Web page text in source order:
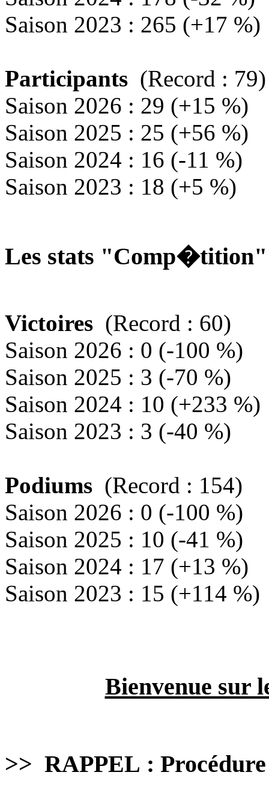
Saison 2023 : 265 (+17 %)
Participants (Record : 79)
Saison 2026 : 29 (+15 %)
Saison 2025 : 25 (+56 %)
Saison 2024 : 16 (-11 %)
Saison 2023 : 18 (+5 %)
Les stats
Victoires (Record : 60)
Saison 2026 : 0 (-100 %)
Saison 2025 : 3 (-70 %)
Saison 2024 : 10 (+233 %)
Saison 2023 : 3 (-40 %)
Podiums (Record : 154)
Saison 2026 : 0 (-100 %)
Saison 2025 : 10 (-41 %)
Saison 2024 : 17 (+13 %)
Saison 2023 : 15 (+114 %)
Bienvenue sur
>> RAPPEL :